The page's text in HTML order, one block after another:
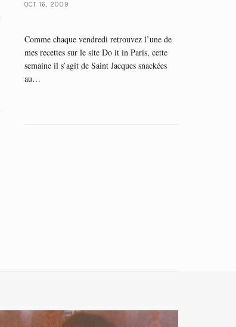
OCT 16, 2009
Comme chaque vendredi retrouvez l’une de
mes recettes sur le site Do it in Paris, cette
semaine il s’agit de Saint Jacques snackées
au…